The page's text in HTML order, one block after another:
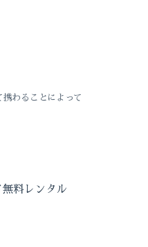
わることによって
料レンタル